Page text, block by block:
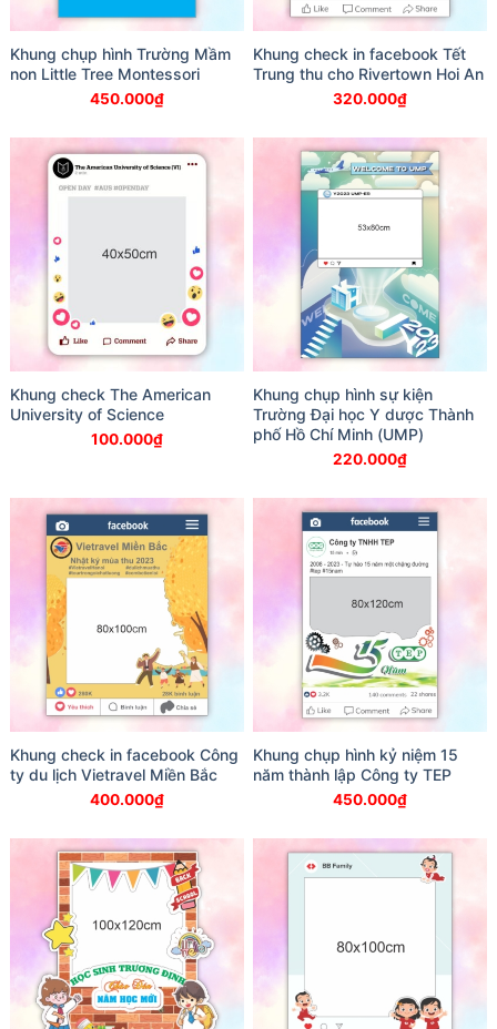
Khung chụp hình Trường Mầm
non Little Tree Montessori
450.000₫
Khung check in facebook Tết
Trung thu cho Rivertown Hoi An
320.000₫
Khung check The American
University of Science
100.000₫
Khung chụp hình sự kiện
Trường Đại học Y dược Thành
phố Hồ Chí Minh (UMP)
220.000₫
Khung check in facebook Công
ty du lịch Vietravel Miền Bắc
400.000₫
Khung chụp hình kỷ niệm 15
năm thành lập Công ty TEP
450.000₫